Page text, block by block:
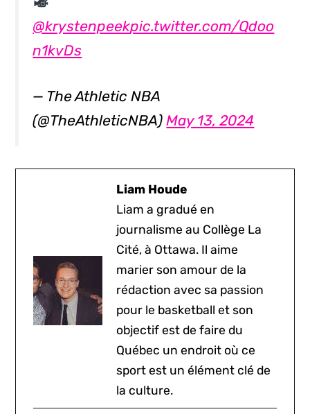
@krystenpeekpic.twitter.com/Qdoo
n1kvDs
— The Athletic NBA
(@TheAthleticNBA)May 13, 2024
Liam Houde
Liam a gradué en
journalisme au Collège La
Cité, à Ottawa. Il aime
marier son amour de la
rédaction avec sa passion
pour le basketball et son
objectif est de faire du
Québec un endroit où ce
sport est un élément clé de
la culture.